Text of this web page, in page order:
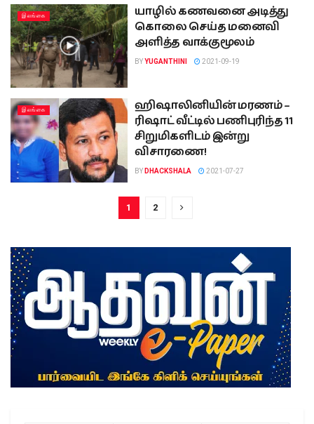
இலங்கை
யாழில் கணவனை அடித்து
கொலை செய்த மனைவி
அளித்த வாக்குமூலம்
BYYUGANTHINI 2021-09-19
இலங்கை
ஹிஷாலினியின் மரணம் –
ரிஷாட் வீட்டில் பணிபுரிந்த 11
சிறுமிகளிடம் இன்று
விசாரணை!
BY DHACKSHALA 2021-07-27
1 2